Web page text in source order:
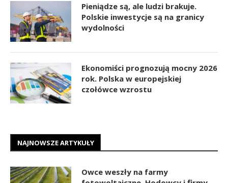
Pieniądze są, ale ludzi brakuje.
Polskie inwestycje są na granicy
wydolności
Ekonomiści prognozują mocny 2026
rok. Polska w europejskiej
czołówce wzrostu
NAJNOWSZE ARTYKUŁY
Owce weszły na farmy